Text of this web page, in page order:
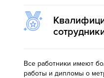
Все работники имеют
работы и дипломы о